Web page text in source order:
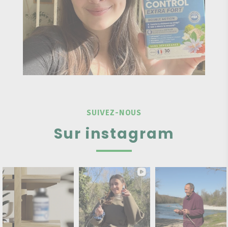
SUIVEZ-NOUS
Sur instagram